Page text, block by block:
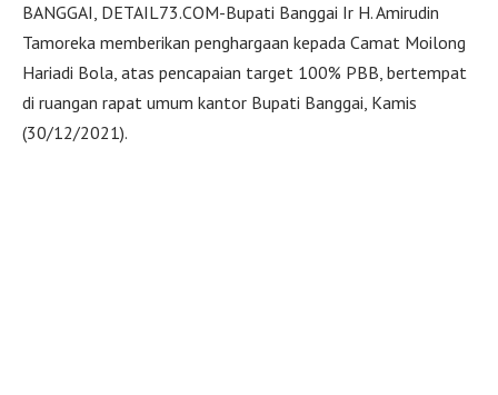
BANGGAI, DETAIL73.COM-Bupati Banggai Ir H. Amirudin
Tamoreka memberikan penghargaan kepada Camat Moilong
Hariadi Bola, atas pencapaian target 100% PBB, bertempat
di ruangan rapat umum kantor Bupati Banggai, Kamis
(30/12/2021).